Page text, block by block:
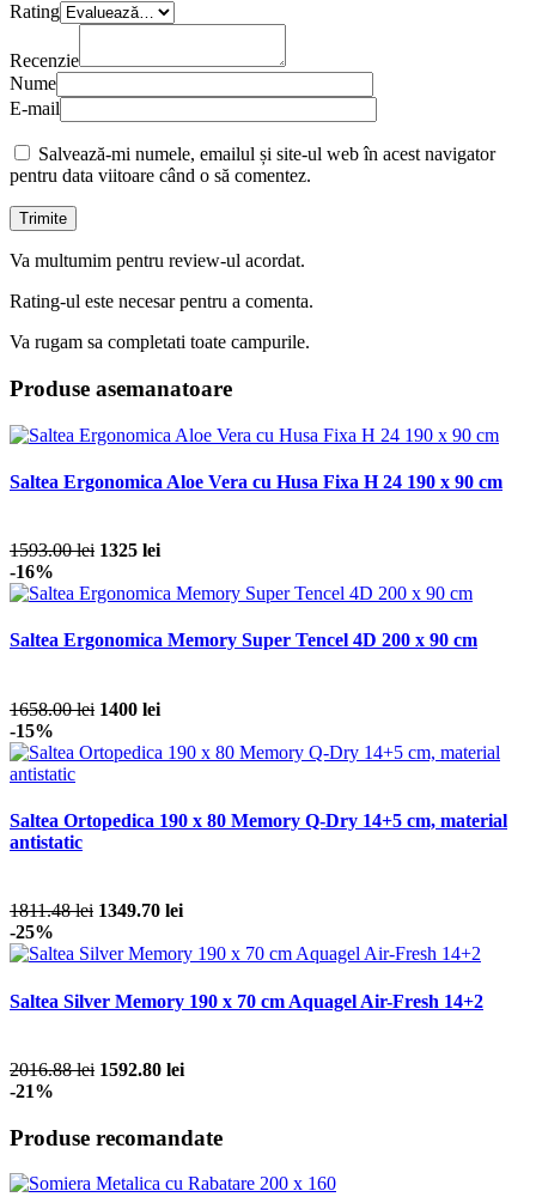
Rating
Recenzie
Nume
E-mail
Salvează-mi numele, emailul și site-ul web în acest navigator
pentru data viitoare când o să comentez.
Va multumim pentru review-ul acordat.
Rating-ul este necesar pentru a comenta.
Va rugam sa completati toate campurile.
Produse asemanatoare
Saltea Ergonomica Aloe Vera cu Husa Fixa H 24 190 x 90 cm
1593.00 lei 1325 lei
-16%
Saltea Ergonomica Memory Super Tencel 4D 200 x 90 cm
1658.00 lei 1400 lei
-15%
Saltea Ortopedica 190 x 80 Memory Q-Dry 14+5 cm, material
antistatic
1811.48 lei 1349.70 lei
-25%
Saltea Silver Memory 190 x 70 cm Aquagel Air-Fresh 14+2
2016.88 lei 1592.80 lei
-21%
Produse recomandate